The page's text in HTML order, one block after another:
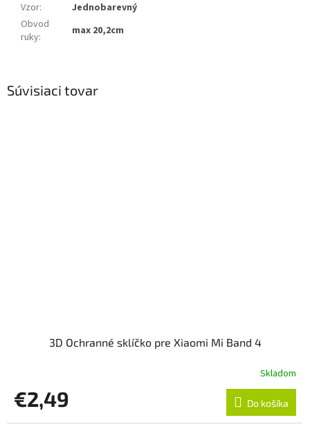
Súvisiaci tovar
3D Ochranné sklíčko pre Xiaomi Mi Band 4
Skladom
€2,49 Do košíka
Vzor:
Jednobarevný
Obvod
ruky: max 20,2cm